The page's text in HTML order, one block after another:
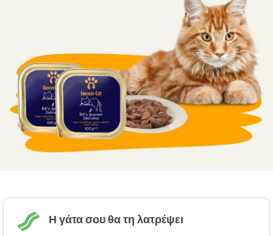

Η γάτα σου θα τη λατρέψει